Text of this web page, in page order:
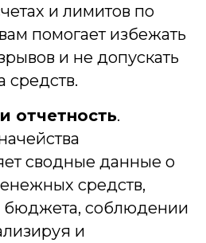
и лимитов по
помогает избежать
и не допускать
средств.
отчетность.
сводные данные о
средств,
бюджета, соблюдении
и